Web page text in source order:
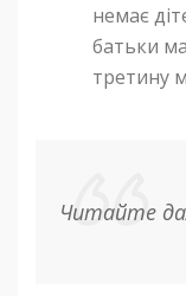
немає
батьки
третину
Читайте